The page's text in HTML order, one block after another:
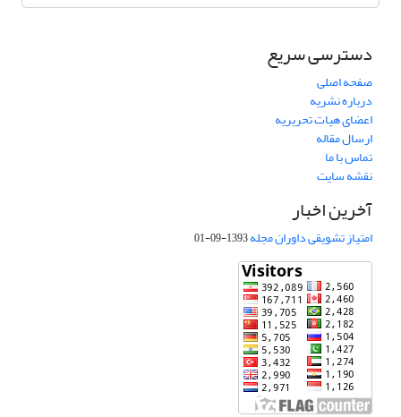
دسترسی سریع
صفحه اصلی
درباره نشریه
اعضای هیات تحریریه
ارسال مقاله
تماس با ما
نقشه سایت
آخرین اخبار
امتیاز تشویقی داوران مجله1393-09-01